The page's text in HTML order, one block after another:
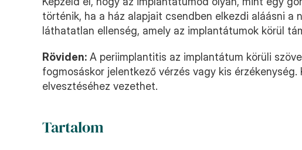
történik, ha a ház alapjait csendben elkezdi aláásni a
láthatatlan ellenség, amely az implantátumok körül
Röviden: A periimplantitis az implantátum körüli
fogmosáskor jelentkező vérzés vagy kis
elvesztéséhez vezethet.
Tartalom